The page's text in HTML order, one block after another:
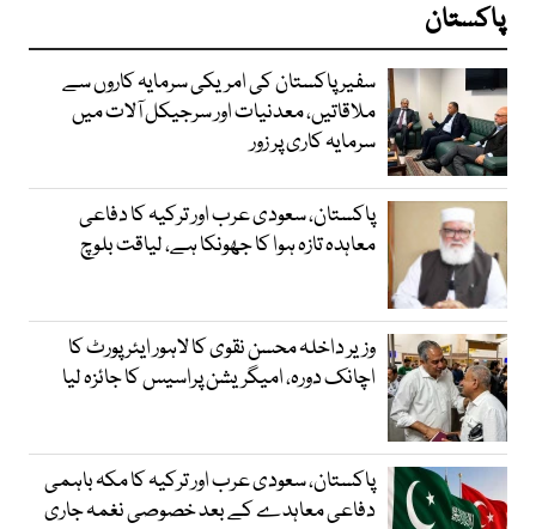
پاکستان
سفیر پاکستان کی امریکی سرمایہ کاروں سے
ملاقاتیں، معدنیات اور سرجیکل آلات میں
سرمایہ کاری پر زور
پاکستان، سعودی عرب اور ترکیہ کا دفاعی
معاہدہ تازہ ہوا کا جھونکا ہے، لیاقت بلوچ
وزیر داخلہ محسن نقوی کا لاہور ایئر پورٹ کا
اچانک دورہ، امیگریشن پراسیس کا جائزہ لیا
پاکستان، سعودی عرب اور ترکیہ کا مکہ باہمی
دفاعی معاہدے کے بعد خصوصی نغمہ جاری